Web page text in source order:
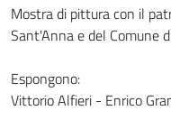
Mostra di pittura con il
Sant'Anna e del Comune
Espongono:
Vittorio Alfieri - Enrico